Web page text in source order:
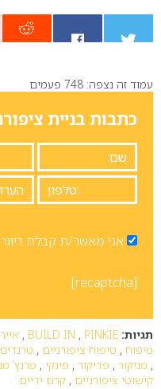
0
עמוד זה נצפה: 748 פעמים
כתבות בניית
אני מאשר/ת קבלת דיוור
[recaptcha]
תגיות: BUILD IN , PINKIE
,
טיפוח , טיפוח ציפורניים ,
, מניקור , פדיקור , פינקי , פרנץ’
קישוטי ציפורניים , קרם ידיים